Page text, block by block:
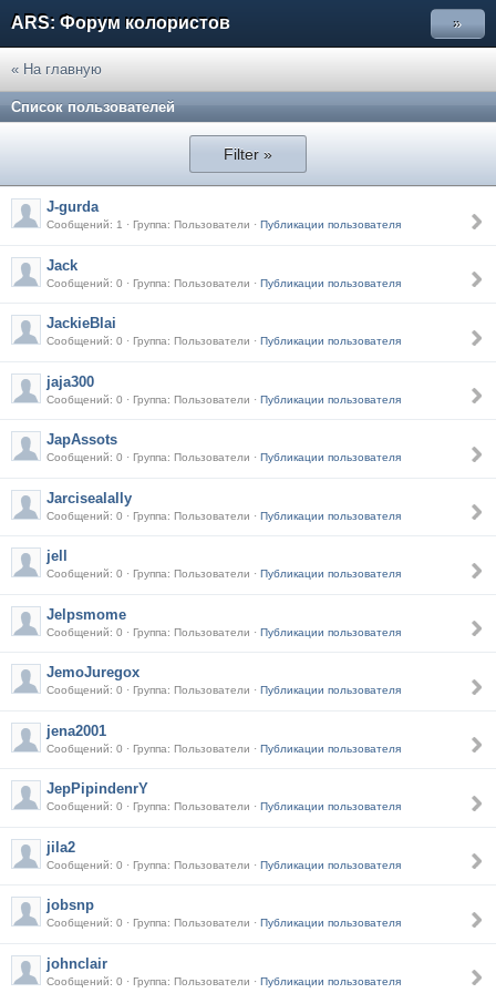
ARS: Форум колористов »
« На главную
Список пользователей
Filter »
J-gurda
Сообщений: 1 · Группа: Пользователи · Публикации пользователя
Jack
Сообщений: 0 · Группа: Пользователи · Публикации пользователя
JackieBlai
Сообщений: 0 · Группа: Пользователи · Публикации пользователя
jaja300
Сообщений: 0 · Группа: Пользователи · Публикации пользователя
JapAssots
Сообщений: 0 · Группа: Пользователи · Публикации пользователя
Jarcisealally
Сообщений: 0 · Группа: Пользователи · Публикации пользователя
jell
Сообщений: 0 · Группа: Пользователи · Публикации пользователя
Jelpsmome
Сообщений: 0 · Группа: Пользователи · Публикации пользователя
JemoJuregox
Сообщений: 0 · Группа: Пользователи · Публикации пользователя
jena2001
Сообщений: 0 · Группа: Пользователи · Публикации пользователя
JepPipindenrY
Сообщений: 0 · Группа: Пользователи · Публикации пользователя
jila2
Сообщений: 0 · Группа: Пользователи · Публикации пользователя
jobsnp
Сообщений: 0 · Группа: Пользователи · Публикации пользователя
johnclair
Сообщений: 0 · Группа: Пользователи · Публикации пользователя